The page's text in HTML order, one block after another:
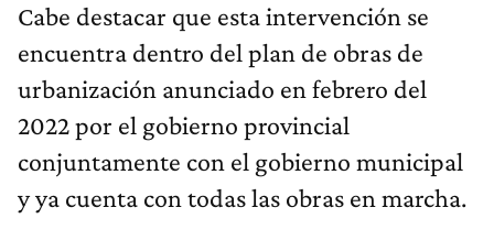
Cabe destacar que esta intervención se
encuentra dentro del plan de obras de
urbanización anunciado en febrero del
2022 por el gobierno provincial
conjuntamente con el gobierno municipal
y ya cuenta con todas las obras en marcha.